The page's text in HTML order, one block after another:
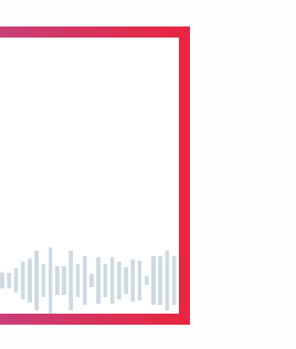
ליהודי, בהמשך הוא
בגיל 19 נעצר
ידי פלסטינאים
ביניהם. לאחר שסיים
שם, המתינו לו
רגליו לתקרה